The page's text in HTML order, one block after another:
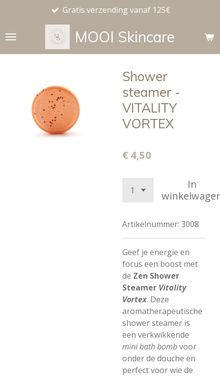
naar
MOOI Skincare
Gratis verzending vanaf 125€
Shower
steamer -
VITALITY
VORTEX
€ 4,50
In
Artikelnummer: 3008
Geef je energie en
focus een boost met
de Zen Shower
Steamer Vitality
Vortex. Deze
aromatherapeutische
shower steamer is
een verkwikkende
mini bath bombvoor
onder de douche en
perfect voor wie de